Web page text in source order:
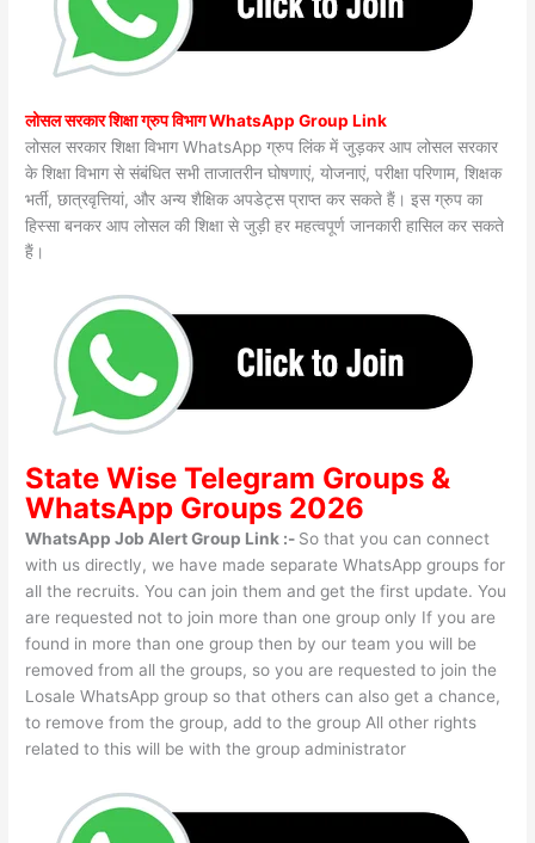
लोसल सरकार शिक्षा ग्रुप विभाग WhatsApp Group Link
लोसल सरकार शिक्षा विभाग WhatsApp ग्रुप लिंक में जुड़कर आप लोसल सरकार
के शिक्षा विभाग से संबंधित सभी ताजातरीन घोषणाएं, योजनाएं, परीक्षा परिणाम, शिक्षक
भर्ती, छात्रवृत्तियां, और अन्य शैक्षिक अपडेट्स प्राप्त कर सकते हैं। इस ग्रुप का
हिस्सा बनकर आप लोसल की शिक्षा से जुड़ी हर महत्वपूर्ण जानकारी हासिल कर सकते
हैं।
State WiseTelegram Groups &
WhatsApp Groups 2026
WhatsApp Job Alert Group Link :- So that you can connect
with us directly, we have made separate WhatsApp groups for
all the recruits. You can join them and get the first update. You
are requested not to join more than one group only If you are
found in more than one group then by our team you will be
removed from all the groups, so you are requested to join the
Losale WhatsApp group so that others can also get a chance,
to remove from the group, add to the group All other rights
related to this will be with the group administrator